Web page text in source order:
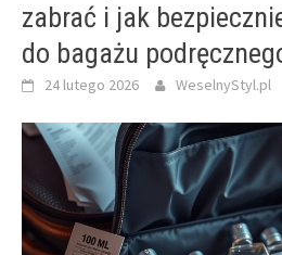
zabrać i jak
do bagażu
24 lutego 2026 WeselnyStyl.pl